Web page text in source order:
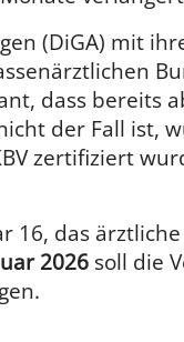
(DiGA) mit
dass bereits
der Fall ist,
zertifiziert
16, das
2026 soll die